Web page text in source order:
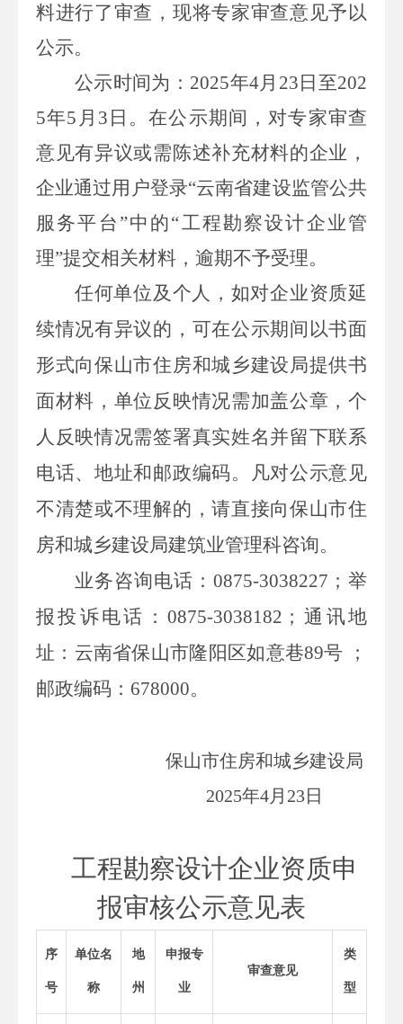
料进行了审查，现将专家审查意见予以
公示。
公示时间为： 2025年4月 23 日至202
5年5 月 3 日。在公示期间，对专家审查
意见有异议或需陈述补充材料的企业，
企业通过用户登录“云南省建设监管公共
服务平台”中的“工程勘察设计企业管
理”提交相关材料，逾期不予受理。
任何单位及个人，如对企业资质延
续情况有异议的，可在公示期间以书面
形式向保山市住房和城乡建设局提供书
面材料，单位反映情况需加盖公章，个
人反映情况需签署真实姓名并留下联系
电话、地址和邮政编码。凡对公示意见
不清楚或不理解的，请直接向保山市住
房和城乡建设局建筑业管理科咨询。
业务咨询电话： 0875-3038227 ；举
报投诉电话： 0875-3038182 ；通讯地
址：云南省保山市隆阳区如意巷89号 ；
邮政编码： 678000。
保山市住房和城乡建设局
2025年4月23日
工程勘察设计企业资质申
报审核公示意见表
序
号
单位名
称
地
州
申报专
业
审查意见
类
型